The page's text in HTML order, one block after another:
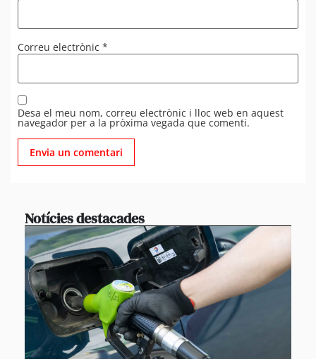
Correu electrònic *
Desa el meu nom, correu electrònic i lloc web en aquest
navegador per a la pròxima vegada que comenti.
Notícies destacades